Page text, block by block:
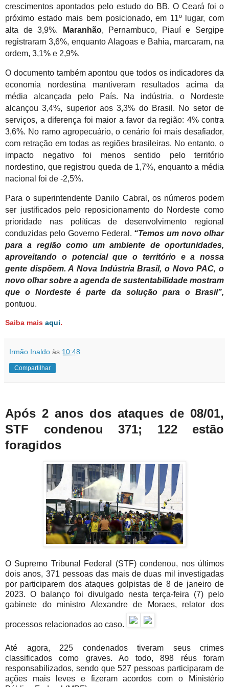
crescimentos apontados pelo estudo do BB. O Ceará foi o
próximo estado mais bem posicionado, em 11º lugar, com
alta de 3,9%.
Maranhão, Pernambuco, Piauí e Sergipe
registraram 3,6%, enquanto Alagoas e Bahia, marcaram, na
ordem, 3,1% e 2,9%.
O documento também apontou que todos os indicadores da
economia nordestina mantiveram resultados acima da
média alcançada pelo País. Na indústria, o Nordeste
alcançou 3,4%, superior aos 3,3% do Brasil. No setor de
serviços, a diferença foi maior a favor da região: 4% contra
3,6%. No ramo agropecuário, o cenário foi mais desafiador,
com retração em todas as regiões brasileiras. No entanto, o
impacto negativo foi menos sentido pelo território
nordestino, que registrou queda de 1,7%, enquanto a média
nacional foi de -2,5%.
Para o superintendente Danilo Cabral, os números podem
ser justificados pelo reposicionamento do Nordeste como
prioridade nas políticas de desenvolvimento regional
conduzidas pelo Governo Federal. “Temos um novo olhar
para a região como um ambiente de oportunidades,
aproveitando o potencial que o território e a nossa
gente dispõem. A Nova Indústria Brasil, o Novo PAC, o
novo olhar sobre a agenda de sustentabilidade mostram
que o Nordeste é parte da solução para o Brasil”,
pontuou.
Saiba mais aqui.
Irmão Inaldo às 10:48
Compartilhar
Após 2 anos dos ataques de 08/01,
STF condenou 371; 122 estão
foragidos
O Supremo Tribunal Federal (STF) condenou, nos últimos
dois anos, 371 pessoas das mais de duas mil investigadas
por participarem dos ataques golpistas de 8 de janeiro de
2023. O balanço foi divulgado nesta terça-feira (7) pelo
gabinete do ministro Alexandre de Moraes, relator dos
processos relacionados ao caso.
Até agora, 225 condenados tiveram seus crimes
classificados como graves. Ao todo, 898 réus foram
responsabilizados, sendo que 527 pessoas participaram de
ações mais leves e fizeram acordos com o Ministério